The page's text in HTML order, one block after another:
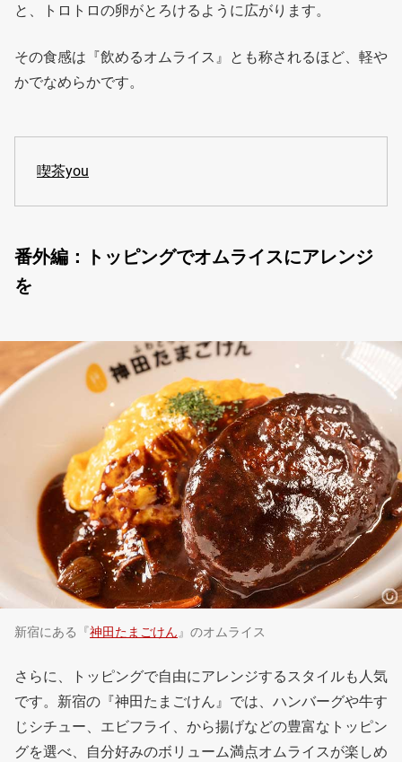
と、トロトロの卵がとろけるように広がります。
その食感は『飲めるオムライス』とも称されるほど、軽や
かでなめらかです。
喫茶you
番外編：トッピングでオムライスにアレンジ
を
新宿にある『神田たまごけん 』のオムライス
さらに、トッピングで自由にアレンジするスタイルも人気
です。新宿の『神田たまごけん』では、ハンバーグや牛す
じシチュー、エビフライ、から揚げなどの豊富なトッピン
グを選べ、自分好みのボリューム満点オムライスが楽しめ